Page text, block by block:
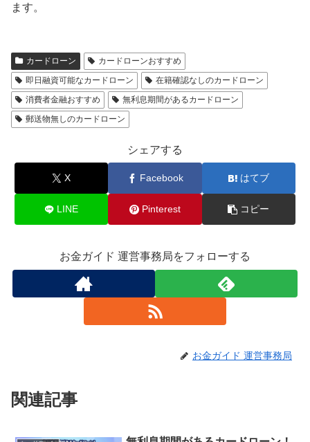
ます。
カードローン
カードローンおすすめ
即日融資可能なカードローン
在籍確認なしのカードローン
消費者金融おすすめ
無利息期間があるカードローン
郵送物無しのカードローン
シェアする
X Facebook はてブ
LINE Pinterest コピー
お金ガイド 運営事務局をフォローする
お金ガイド 運営事務局
関連記事